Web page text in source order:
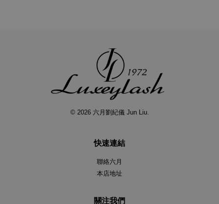
© 2026 六月劉紀儀 Jun Liu.
快速連結
聯絡六月
本店地址
關注我們